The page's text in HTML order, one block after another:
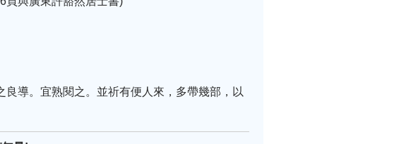
導。宜熟閱之。並祈有便人來，多帶幾部，以